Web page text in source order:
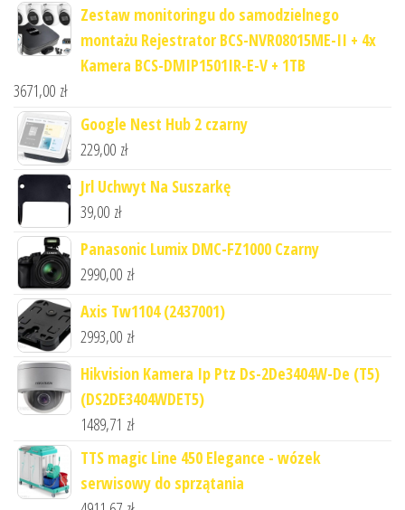
Zestaw monitoringu do samodzielnego
montażu Rejestrator BCS-NVR08015ME-II + 4x
Kamera BCS-DMIP1501IR-E-V + 1TB
3671,00 zł
Google Nest Hub 2 czarny
229,00 zł
Jrl Uchwyt Na Suszarkę
39,00 zł
Panasonic Lumix DMC-FZ1000 Czarny
2990,00 zł
Axis Tw1104 (2437001)
2993,00 zł
Hikvision Kamera Ip Ptz Ds-2De3404W-De (T5)
(DS2DE3404WDET5)
1489,71 zł
TTS magic Line 450 Elegance - wózek
serwisowy do sprzątania